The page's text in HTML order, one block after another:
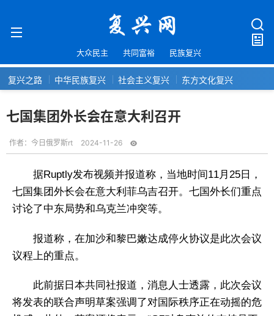
大众民主 共同富裕 民族复兴
复兴之路 中华民族复兴 社会主义复兴 东方文化复兴
七国集团外长会在意大利召开
作者： 今日俄罗斯rt 2024-11-26
据Ruptly发布视频并报道称，当地时间11月25日，
七国集团外长会在意大利菲乌吉召开。七国外长们重点
讨论了中东局势和乌克兰冲突等。
报道称，在加沙和黎巴嫩达成停火协议是此次会议
议程上的重点。
此前据日本共同社报道，消息人士透露，此次会议
将发表的联合声明草案强调了对国际秩序正在动摇的危